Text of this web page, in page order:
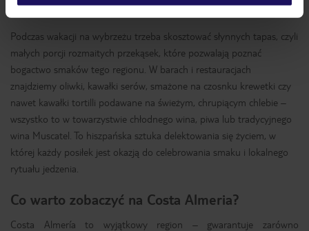
elementem bożonarodzeniowych tradycji.
Podczas wakacji na wybrzeżu trzeba skosztować słynnych tapas, czyli
małych porcji rozmaitych przekąsek, które pozwalają poznać
bogactwo smaków tego regionu. W barach i restauracjach
znajdziemy oliwki, kawałki serów, smażone na czosnku krewetki czy
nawet kawałki tortilli podawane na świeżym, chrupiącym chlebie –
wszystko to w towarzystwie chłodnego wina, piwa lub tradycyjnego
wina Muscatel. To hiszpańska sztuka delektowania się życiem, w
której każdy posiłek jest okazją do celebrowania smaku i lokalnego
rytuału jedzenia.
Co warto zobaczyć na Costa Almeria?
Costa Almería to wyjątkowy region – gwarantuje zarówno